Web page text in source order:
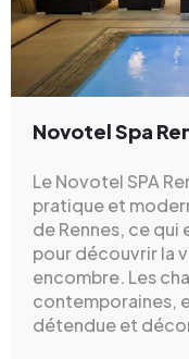
Novotel Spa
Le Novotel SPA
pratique et
de Rennes, ce
pour découvrir la
encombre. Les
contemporaines,
détendue et